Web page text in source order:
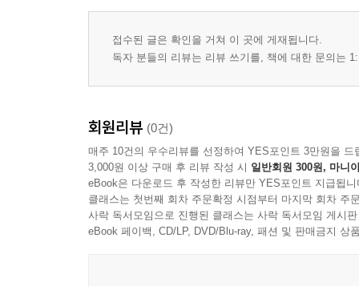
20장. 나에게 선물한 도시, 애틀랜타
21장. 워크앤트래블이 내게 준 것
7부. 19년만에 다시 만난 미국
24장. 기억과 질문의 도시, 댈러스
25장. 시간이 바꾼 것과 남겨둔 것
에필로그
접수된 글은 확인을 거쳐 이 곳에 게재됩니다.
독자 분들의 리뷰는 리뷰 쓰기를, 책에 대한 문의는
회원리뷰 (0건)
매주 10건의 우수리뷰를 선정하여 YES포인트 3만원을 드
3,000원 이상 구매 후 리뷰 작성 시 일반회원 300원, 마니
eBook은 다운로드 후 작성한 리뷰만 YES포인트 지급됩니
클래스는 첫번째 회차 주문확정 시점부터 마지막 회차 주
사락 독서모임으로 진행된 클래스는 사락 독서모임 게시
eBook 페이백, CD/LP, DVD/Blu-ray, 패션 및 판매금지 상